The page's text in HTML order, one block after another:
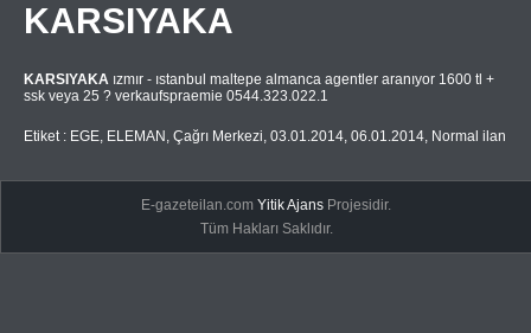
KARSIYAKA
KARSIYAKA ızmır - ıstanbul maltepe almanca agentler aranıyor 1600 tl +
ssk veya 25 ? verkaufspraemie 0544.323.022.1
Etiket : EGE, ELEMAN , Çağrı Merkezi, 03.01.2014, 06.01.2014, Normal ilan
E-gazeteilan.comYitik Ajans Projesidir.
Tüm Hakları Saklıdır.